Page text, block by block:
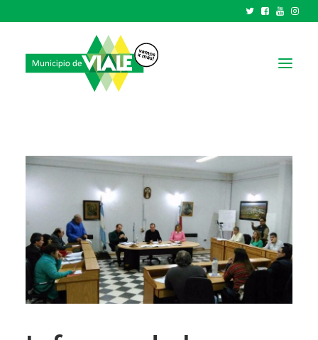
GOBIERNO
HCD
TRÁMITES Y SERVICIOS
CIUDAD
PARQUE INDUSTRIAL
RECAUDACIONES